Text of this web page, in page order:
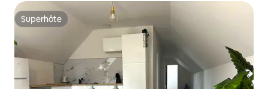
Superhôte
Superhôte